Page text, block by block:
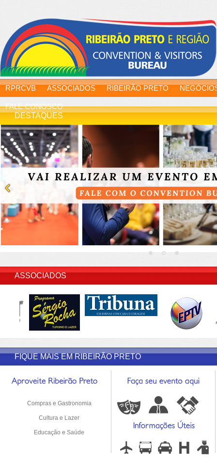
RPRCVB ASSOCIADOS RIBEIRÃO PRETO
FALE CONOSCO
DESTAQUES
ASSOCIADOS
FIQUE MAIS EM RIBEIRÃO PRETO
Compras e Gastronomia
Cultura e Lazer
Educação e Saúde